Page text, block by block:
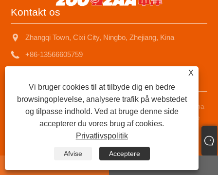
Kontakt os
Zhangqi Town, Cixi City, Ningbo, Zhejiang, Kina
+86-13566605759
Copyright © 2023 Ningbo Zhongze Electronics Co., Ltd. - Kina
parafinensvarmer, parafin komfur, Metal Chimney Kerosine
Heater leverandører - Alle rettigheder forbeholdes.
Sitemap|RSS|XML|
X
Vi bruger cookies til at tilbyde dig en bedre
browsingoplevelse, analysere trafik på webstedet
og tilpasse indhold. Ved at bruge denne side
accepterer du vores brug af cookies.
Privatlivspolitik
Afvise Acceptere